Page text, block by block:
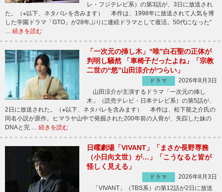
レ・フジテレビ系）の第3話が、3日に放送され
た。（※以下、ネタバレを含みます） 本作は、1998年に放送されて人気を博
した学園ドラマ「GTO」が28年ぶりに連続ドラマとして復活。50代になった“
続きを読む
「一次元の挿し木」“唯”白石聖の正体が
判明し騒然 「車椅子だったよね」「宗教
二世の“悠”山田涼介がつらい」
ドラマ
2026年8月3日
山田涼介が主演するドラマ「一次元の挿し
木」（読売テレビ・日本テレビ系）の第5話が、
2日に放送された。（※以下、ネタバレを含みます） 本作は、松下龍之介氏の
同名小説が原作。ヒマラヤ山中で発掘された200年前の人骨が、失踪した妹の
DNAと完 … 続きを読む
日曜劇場「VIVANT」「まさか長野専務
（小日向文世）が…」「こうなると皆が
怪しく見える」
ドラマ
2026年8月3日
「VIVANT」（TBS系）の第12話が2日に放送